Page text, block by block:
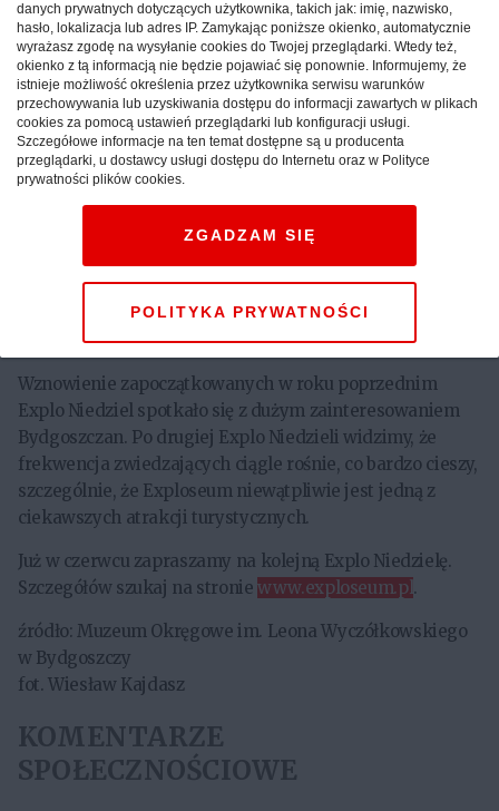
bomba, wybuchające balony, magiczny piasek… to
tylko niektóre z atrakcji, które czekały na
ciekawskich i żądnych przygód zwiedzających,
którzy licznie, bo aż w liczbie 316 osób odwiedzili
Exploseum.
Reklama
Warsztaty poprowadziła Pracownia Doktora
Ciekawskiego, która wprowadziła widzów w niezwykły i
wybuchowy świat eksperymentów naukowych. Każdy ze
zwiedzających mógł także samodzielnie zwiedzić
budynek 1141, w którym przedstawiona jest historia
materiałów wybuchowych.
Wznowienie zapoczątkowanych w roku poprzednim
Explo Niedziel spotkało się z dużym zainteresowaniem
Bydgoszczan. Po drugiej Explo Niedzieli widzimy, że
frekwencja zwiedzających ciągle rośnie, co bardzo cieszy,
szczególnie, że Exploseum niewątpliwie jest jedną z
ciekawszych atrakcji turystycznych.
Już w czerwcu zapraszamy na kolejną Explo Niedzielę.
Szczegółów szukaj na stroniewww.exploseum.pl.
źródło: Muzeum Okręgowe im. Leona Wyczółkowskiego
w Bydgoszczy
fot. Wiesław Kajdasz
KOMENTARZE
SPOŁECZNOŚCIOWE
danych prywatnych dotyczących użytkownika, takich jak: imię, nazwisko,
hasło, lokalizacja lub adres IP. Zamykając poniższe okienko, automatycznie
wyrażasz zgodę na wysyłanie cookies do Twojej przeglądarki. Wtedy też,
okienko z tą informacją nie będzie pojawiać się ponownie. Informujemy, że
istnieje możliwość określenia przez użytkownika serwisu warunków
przechowywania lub uzyskiwania dostępu do informacji zawartych w plikach
cookies za pomocą ustawień przeglądarki lub konfiguracji usługi.
Szczegółowe informacje na ten temat dostępne są u producenta
przeglądarki, u dostawcy usługi dostępu do Internetu oraz w Polityce
prywatności plików cookies.
POLITYKA PRYWATNOŚCI
ZGADZAM SIĘ